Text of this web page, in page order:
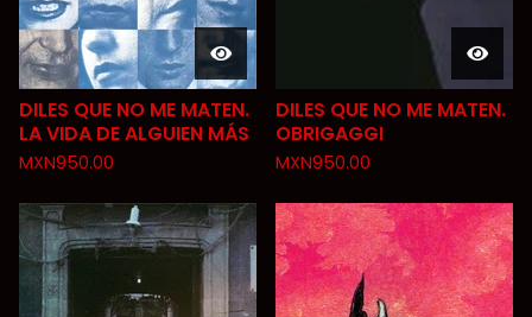
DILES QUE NO ME MATEN.
LA VIDA DE ALGUIEN MÁS
MXN950.00
DILES QUE NO ME MATEN.
OBRIGAGGI
MXN950.00